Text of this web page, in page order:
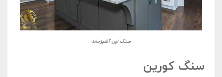
سنگ اپن آشپزخانه
سنگ کورین